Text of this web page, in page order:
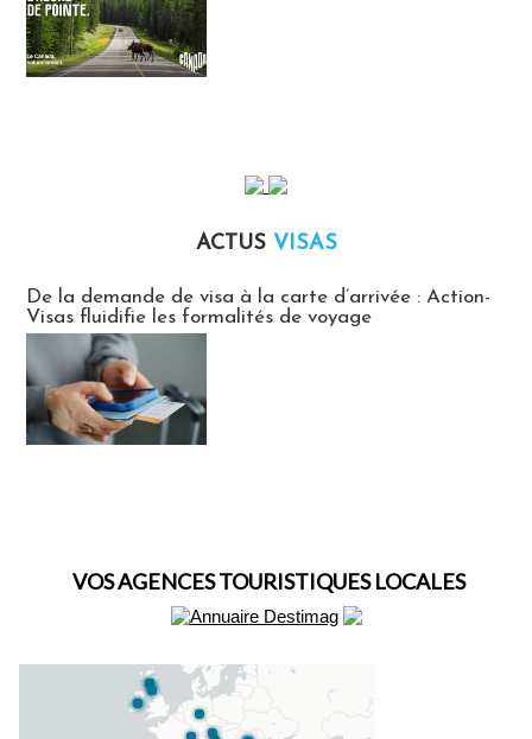
ACTUS VISAS
De la demande de visa à la carte d’arrivée : Action-
Visas fluidifie les formalités de voyage
VOS AGENCES TOURISTIQUES LOCALES